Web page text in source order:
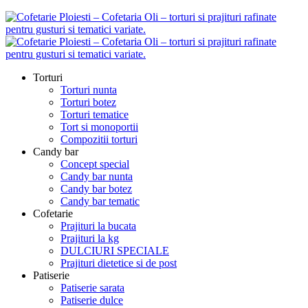
Torturi
Torturi nunta
Torturi botez
Torturi tematice
Tort si monoportii
Compozitii torturi
Candy bar
Concept special
Candy bar nunta
Candy bar botez
Candy bar tematic
Cofetarie
Prajituri la bucata
Prajituri la kg
DULCIURI SPECIALE
Prajituri dietetice si de post
Patiserie
Patiserie sarata
Patiserie dulce